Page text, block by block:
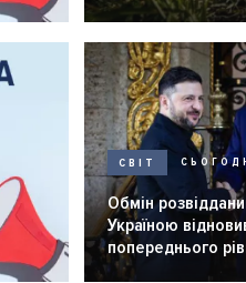
СВІТ
Обмін
Україною
попереднього